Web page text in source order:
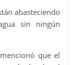
abasteciendo
sin ningún
que el